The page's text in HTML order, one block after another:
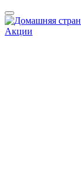
Акции